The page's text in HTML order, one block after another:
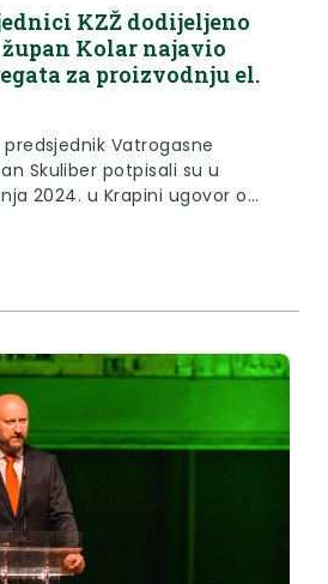
KZŽ dodijeljeno
župan Kolar najavio
za proizvodnju el.
Vatrogasne
Skuliber potpisali su u
2024. u Krapini ugovor o
u 2024. godini vrijedan